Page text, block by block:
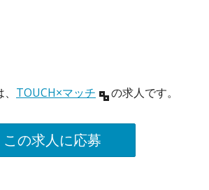
TOUCH×マッチ の求人です。
この求人に応募